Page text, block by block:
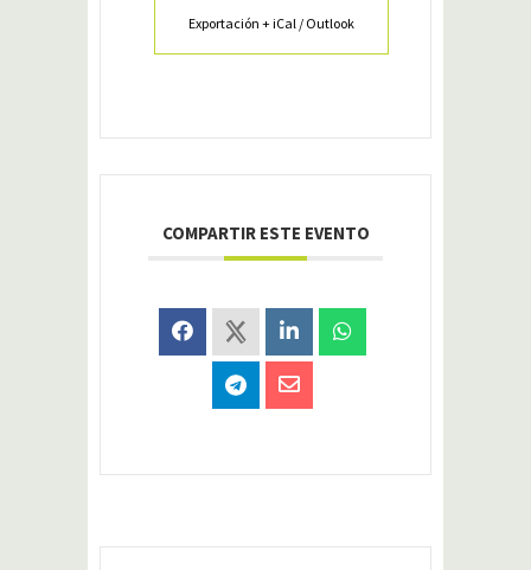
Exportación + iCal / Outlook
COMPARTIR ESTE EVENTO